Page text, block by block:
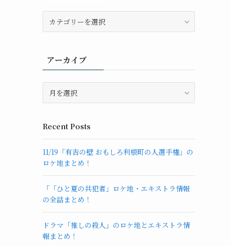
テ
ゴ
リ
アーカイブ
ブ
Recent Posts
11/19「有吉の壁 おもしろ利根町の人選手権」の
ロケ地まとめ！
「「ひと夏の共犯者」ロケ地・エキストラ情報
の全話まとめ！
ドラマ「推しの殺人」のロケ地とエキストラ情
報まとめ！